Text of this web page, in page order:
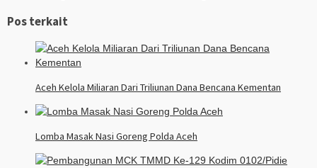
Pos terkait
Aceh Kelola Miliaran Dari Triliunan Dana Bencana Kementan
Lomba Masak Nasi Goreng Polda Aceh